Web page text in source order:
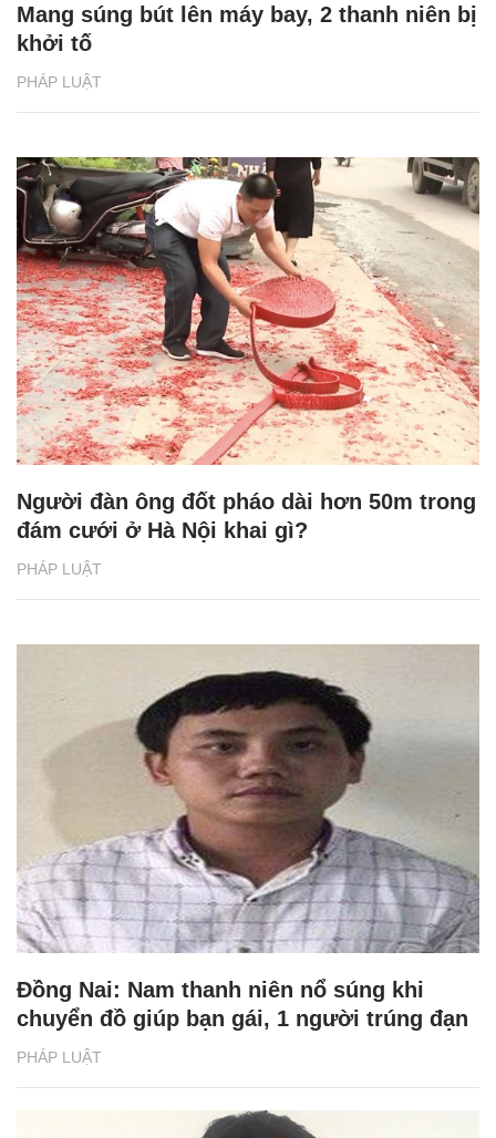
PHÁP LUẬT
Mang súng bút lên máy bay, 2 thanh niên bị
khởi tố
PHÁP LUẬT
Người đàn ông đốt pháo dài hơn 50m trong
đám cưới ở Hà Nội khai gì?
PHÁP LUẬT
Đồng Nai: Nam thanh niên nổ súng khi
chuyển đồ giúp bạn gái, 1 người trúng đạn